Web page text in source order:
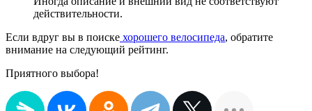
действительности.
Если вдруг вы в поиске хорошего велосипеда, обратите
внимание на следующий рейтинг.
Приятного выбора!